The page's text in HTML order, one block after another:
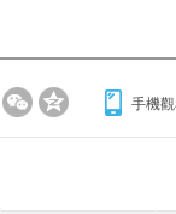
手機